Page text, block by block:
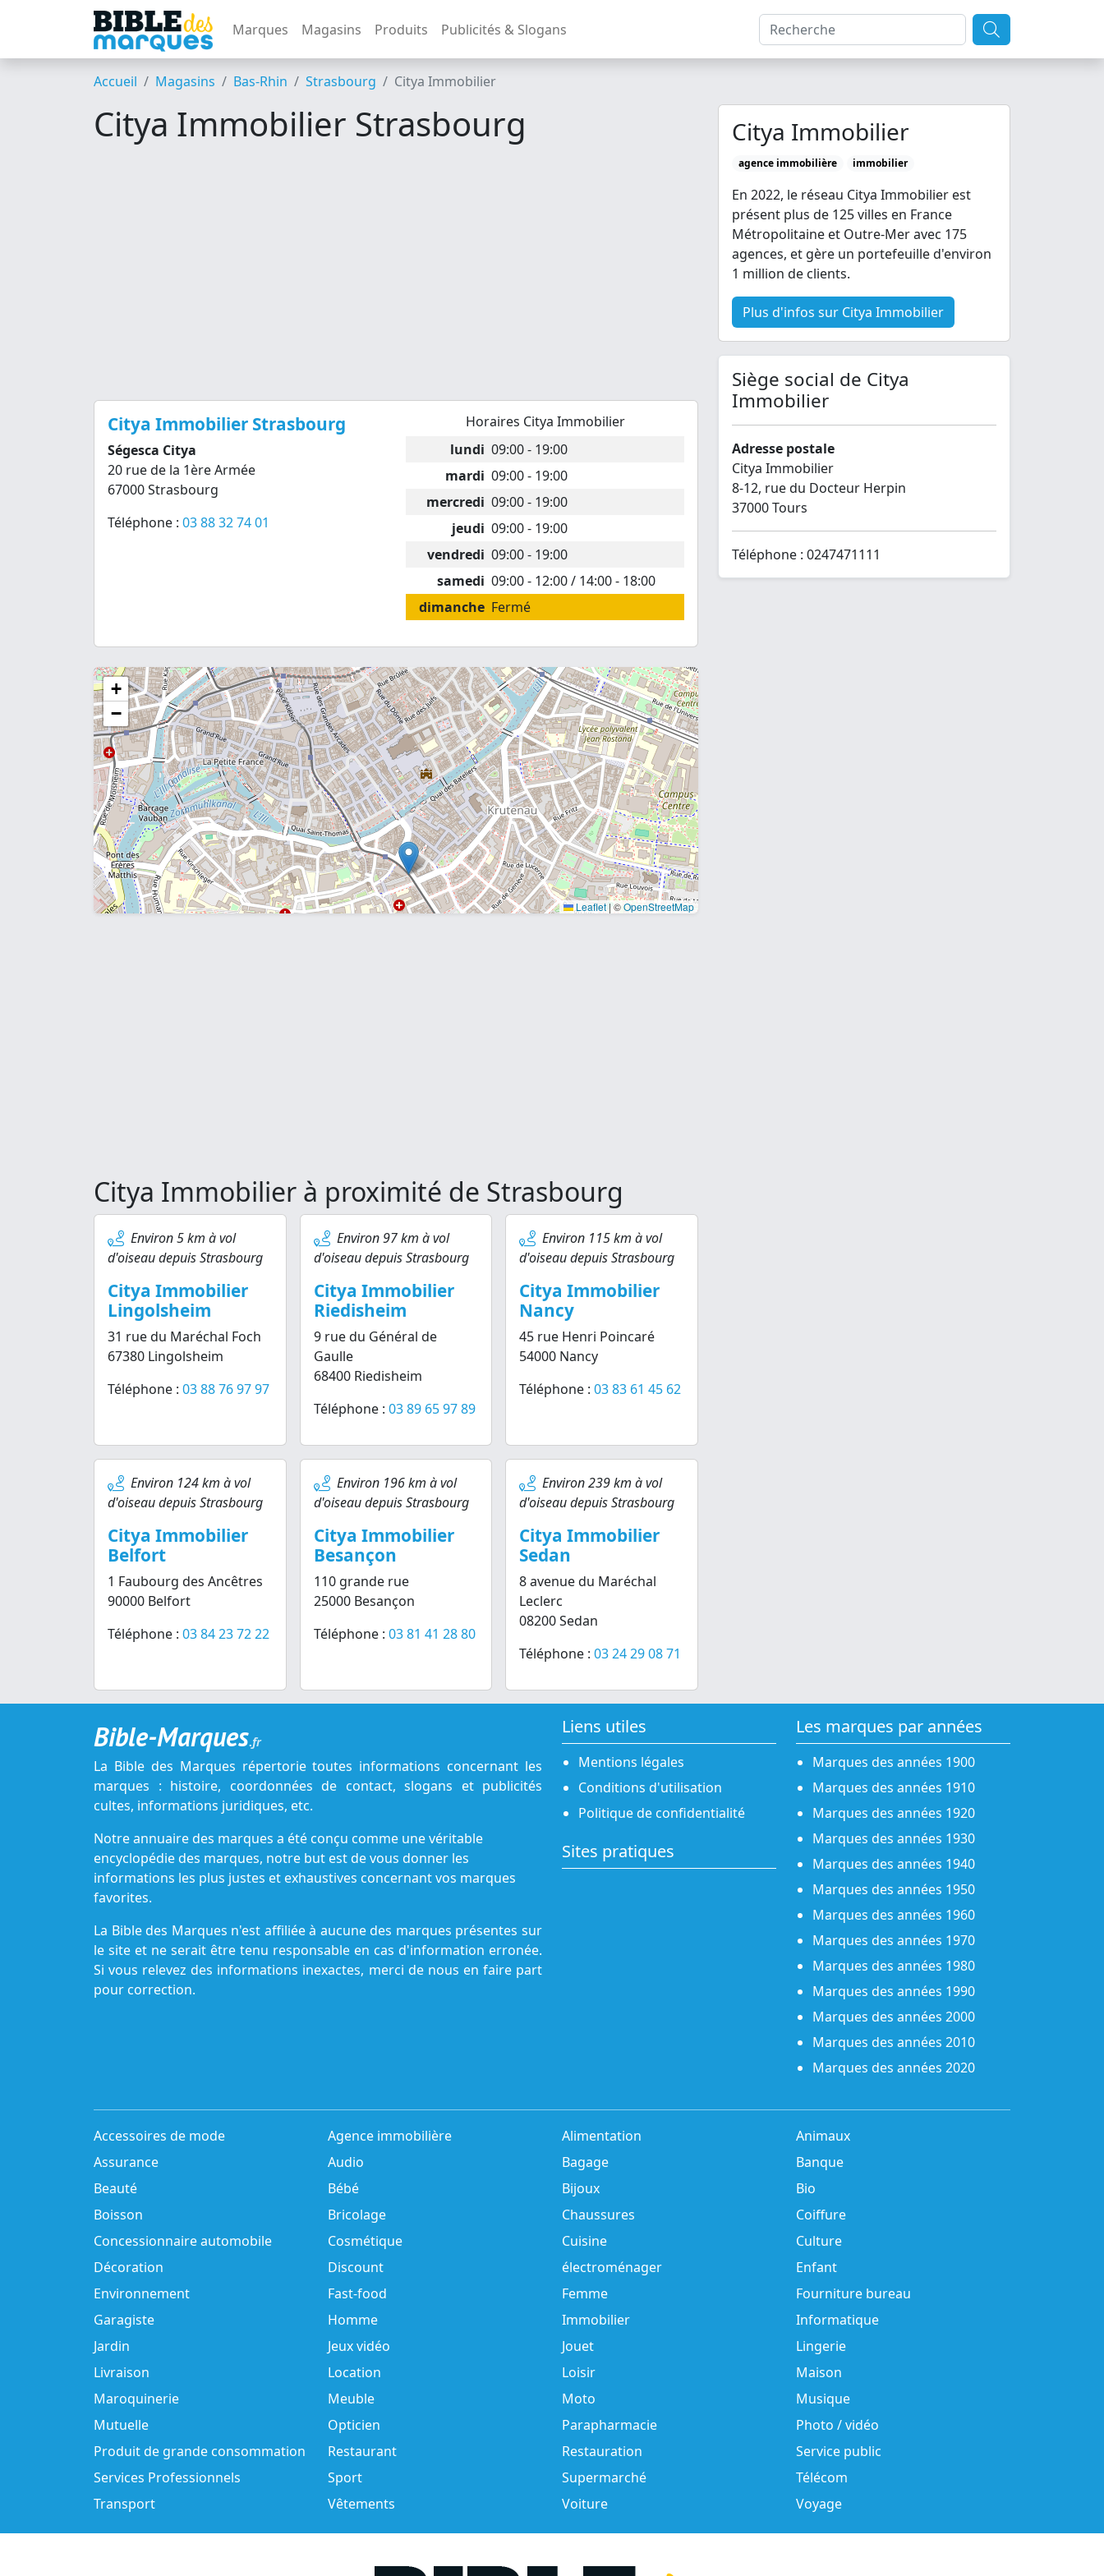
Marques Magasins Produits Publicités & Slogans
Accueil Magasins Bas-Rhin Strasbourg Citya Immobilier
Citya Immobilier Strasbourg
Citya Immobilier Strasbourg
Ségesca Citya
20 rue de la 1ère Armée
67000 Strasbourg
Téléphone : 03 88 32 74 01
Horaires Citya Immobilier
lundi 09:00 - 19:00
mardi 09:00 - 19:00
mercredi 09:00 - 19:00
jeudi 09:00 - 19:00
vendredi 09:00 - 19:00
samedi 09:00 - 12:00 / 14:00 - 18:00
dimanche Fermé
+
−
Leaflet|©OpenStreetMap
Citya Immobilier à proximité de Strasbourg
Environ 5 km à vol
d'oiseau depuis Strasbourg
Citya Immobilier
Lingolsheim
31 rue du Maréchal Foch
67380 Lingolsheim
Téléphone : 03 88 76 97 97
Environ 97 km à vol
d'oiseau depuis Strasbourg
Citya Immobilier
Riedisheim
9 rue du Général de
Gaulle
68400 Riedisheim
Téléphone : 03 89 65 97 89
Environ 115 km à vol
d'oiseau depuis Strasbourg
Citya Immobilier
Nancy
45 rue Henri Poincaré
54000 Nancy
Téléphone :03 83 61 45 62
Environ 124 km à vol
d'oiseau depuis Strasbourg
Citya Immobilier
Belfort
1 Faubourg des Ancêtres
90000 Belfort
Téléphone : 03 84 23 72 22
Environ 196 km à vol
d'oiseau depuis Strasbourg
Citya Immobilier
Besançon
110 grande rue
25000 Besançon
Téléphone : 03 81 41 28 80
Environ 239 km à vol
d'oiseau depuis Strasbourg
Citya Immobilier
Sedan
8 avenue du Maréchal
Leclerc
08200 Sedan
Téléphone :03 24 29 08 71
Citya Immobilier
agence immobilière immobilier
En 2022, le réseau Citya Immobilier est
présent plus de 125 villes en France
Métropolitaine et Outre-Mer avec 175
agences, et gère un portefeuille d'environ
1 million de clients.
Plus d'infos sur Citya Immobilier
Siège social de Citya
Immobilier
Adresse postale
Citya Immobilier
8-12, rue du Docteur Herpin
37000 Tours
Téléphone : 0247471111
Bible-Marques.fr
La Bible des Marques répertorie toutes informations concernant les
marques : histoire, coordonnées de contact, slogans et publicités
cultes, informations juridiques, etc.
Notre annuaire des marques a été conçu comme une véritable
encyclopédie des marques, notre but est de vous donner les
informations les plus justes et exhaustives concernant vos marques
favorites.
La Bible des Marques n'est affiliée à aucune des marques présentes sur
le site et ne serait être tenu responsable en cas d'information erronée.
Si vous relevez des informations inexactes, merci de nous en faire part
pour correction.
Liens utiles
Mentions légales
Conditions d'utilisation
Politique de confidentialité
Sites pratiques
Les marques par années
Marques des années 1900
Marques des années 1910
Marques des années 1920
Marques des années 1930
Marques des années 1940
Marques des années 1950
Marques des années 1960
Marques des années 1970
Marques des années 1980
Marques des années 1990
Marques des années 2000
Marques des années 2010
Marques des années 2020
Accessoires de mode Agence immobilière Alimentation
Animaux
Assurance
Audio Bagage
Banque
Beauté
Bébé Bijoux
Bio
Boisson
Bricolage Chaussures
Coiffure
Concessionnaire automobile
Cosmétique Cuisine
Culture
Décoration
Discount électroménager
Enfant
Environnement
Fast-food Femme
Fourniture bureau
Garagiste
Homme Immobilier
Informatique
Jardin
Jeux vidéo Jouet
Lingerie
Livraison
Location Loisir
Maison
Maroquinerie
Meuble Moto
Musique
Mutuelle
Opticien Parapharmacie
Photo / vidéo
Produit de grande consommation
Restaurant Restauration
Service public
Services Professionnels
Sport Supermarché
Télécom
Transport
Vêtements Voiture Voyage